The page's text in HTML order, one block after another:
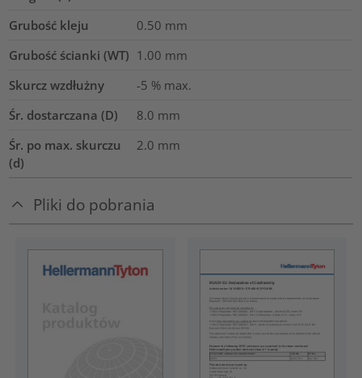
Grubość kleju
0.50 mm
Grubość ścianki (WT) 1.00 mm
Skurcz wzdłużny
-5 % max.
Śr. dostarczana (D)
8.0 mm
Śr. po max. skurczu
(d)
2.0 mm
Pliki do pobrania